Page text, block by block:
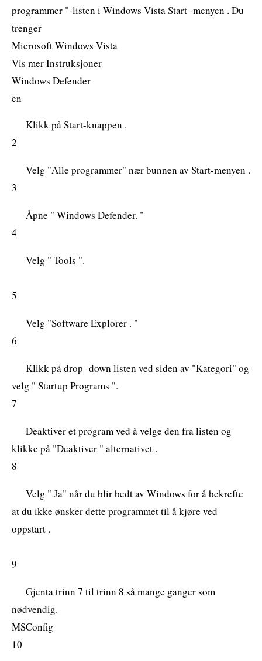
programmer "-listen i Windows Vista Start -menyen . Du
trenger
Microsoft Windows Vista
Vis mer Instruksjoner
Windows Defender
en
Klikk på Start-knappen .
2
Velg "Alle programmer" nær bunnen av Start-menyen .
3
Åpne " Windows Defender. "
4
Velg " Tools ".
5
Velg "Software Explorer . "
6
Klikk på drop -down listen ved siden av "Kategori" og
velg " Startup Programs ".
7
Deaktiver et program ved å velge den fra listen og
klikke på "Deaktiver " alternativet .
8
Velg " Ja" når du blir bedt av Windows for å bekrefte
at du ikke ønsker dette programmet til å kjøre ved
oppstart .
9
Gjenta trinn 7 til trinn 8 så mange ganger som
nødvendig.
MSConfig
10